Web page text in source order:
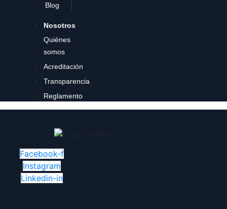
Blog
Nosotros
Quiénes
somos
Acreditación
Transparencia
Reglamento
Facebook-f
Instagram
Linkedin-in